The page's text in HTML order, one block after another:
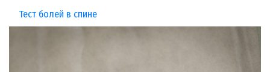
Тест болей в спине